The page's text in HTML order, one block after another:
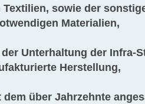
Textilien, sowie der
Materialien,
Unterhaltung der Infra-
Herstellung,
über Jahrzehnte